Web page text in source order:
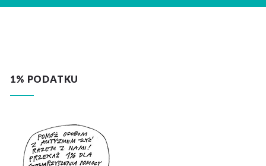
1% PODATKU